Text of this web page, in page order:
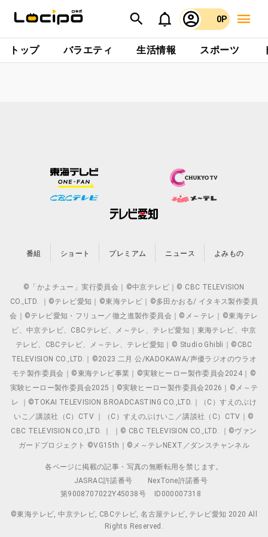
0P
トップ バラエティ 生活情報 スポーツ
番組 ショート プレミアム ニュース よみもの
©「かよチュー」実行委員会｜©中京テレビ｜© CBC TELEVISION
CO.,LTD. ｜©テレビ愛知｜©東海テレビ｜©多田かおる/ イタキス製作委員
会｜©テレビ愛知・フリュー／徹之進製作委員会｜©メ～テレ｜©東海テレ
ビ、中京テレビ、CBCテレビ、メ～テレ、テレビ愛知｜東海テレビ、中京
テレビ、CBCテレビ、メ～テレ、テレビ愛知｜© Studio Ghibli｜©CBC
TELEVISION CO.,LTD.｜©2023 二月 公/KADOKAWA/声優ラジオのウラオ
モテ製作委員会｜©東海テレビ事業｜©実験ヒーロー製作委員会2024｜©
実験ヒーロー製作委員会2025｜©実験ヒーロー製作委員会2026｜©メ～テ
レ ｜©TOKAI TELEVISION BROADCASTING CO.,LTD.｜（C）すえのぶけ
いこ／講談社（C）CTV ｜（C）すえのぶけいこ／講談社（C）CTV｜©
CBC TELEVISION CO.,LTD. ｜ ｜© CBC TELEVISION CO.,LTD. ｜©ヴァン
ガードプロジェクト ©VG15th｜©メ～テレNEXT／ダンスチャンネル
各ページに掲載の記事・写真の無断転用を禁じます。
JASRAC許諾番号
NexTone許諾番号
第9008707022Y45038号
ID000007318
©東海テレビ, 中京テレビ, CBCテレビ, 名古屋テレビ, テレビ愛知 2020 All
Rights Reserved.